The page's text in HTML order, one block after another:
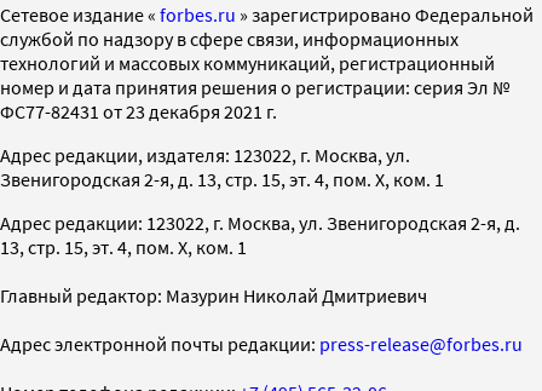
Cетевое издание « forbes.ru » зарегистрировано Федеральной
службой по надзору в сфере связи, информационных
технологий и массовых коммуникаций, регистрационный
номер и дата принятия решения о регистрации: серия Эл №
ФС77-82431 от 23 декабря 2021 г.
Адрес редакции, издателя: 123022, г. Москва, ул.
Звенигородская 2-я, д. 13, стр. 15, эт. 4, пом. X, ком. 1
Адрес редакции: 123022, г. Москва, ул. Звенигородская 2-я, д.
13, стр. 15, эт. 4, пом. X, ком. 1
Главный редактор: Мазурин Николай Дмитриевич
Адрес электронной почты редакции: press-release@forbes.ru